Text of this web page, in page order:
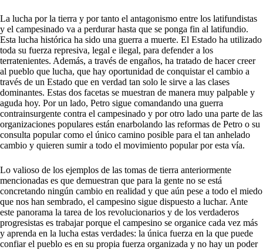
La lucha por la tierra y por tanto el antagonismo entre los latifundistas
y el campesinado va a perdurar hasta que se ponga fin al latifundio.
Esta lucha histórica ha sido una guerra a muerte. El Estado ha utilizado
toda su fuerza represiva, legal e ilegal, para defender a los
terratenientes. Además, a través de engaños, ha tratado de hacer creer
al pueblo que lucha, que hay oportunidad de conquistar el cambio a
través de un Estado que en verdad tan solo le sirve a las clases
dominantes. Estas dos facetas se muestran de manera muy palpable y
aguda hoy. Por un lado, Petro sigue comandando una guerra
contrainsurgente contra el campesinado y por otro lado una parte de las
organizaciones populares están enarbolando las reformas de Petro o su
consulta popular como el único camino posible para el tan anhelado
cambio y quieren sumir a todo el movimiento popular por esta vía.
Lo valioso de los ejemplos de las tomas de tierra anteriormente
mencionadas es que demuestran que para la gente no se está
concretando ningún cambio en realidad y que aún pese a todo el miedo
que nos han sembrado, el campesino sigue dispuesto a luchar. Ante
este panorama la tarea de los revolucionarios y de los verdaderos
progresistas es trabajar porque el campesino se organice cada vez más
y aprenda en la lucha estas verdades: la única fuerza en la que puede
confiar el pueblo es en su propia fuerza organizada y no hay un poder